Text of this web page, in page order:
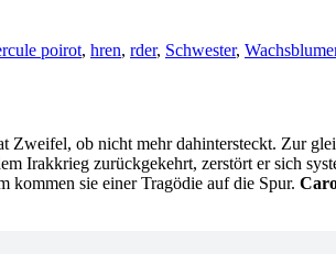
poirot, hren, rder, Schwester,
Zweifel, ob nicht mehr dahintersteckt. Zur
Irakkrieg zurückgekehrt, zerstört er sich
kommen sie einer Tragödie auf die Spur.